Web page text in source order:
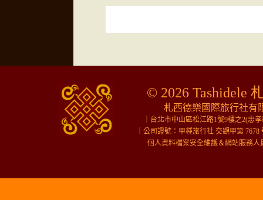
© 2026 Tashidele
札西德樂國際旅行社有
｜台北市中山區松江路1號9樓之2(忠
｜公司證號：甲種旅行社 交觀甲第
個人資料檔案安全維護＆網站服務人